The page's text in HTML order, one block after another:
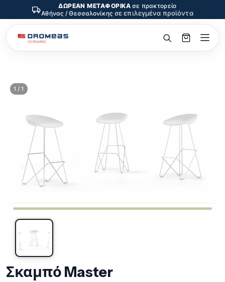
ΔΩΡΕΑΝ ΜΕΤΑΦΟΡΙΚΑ σε πρακτορείο
Αθήνας / Θεσσαλονίκης σε επιλεγμένα προϊόντα
1 / 1
Σκαμπό Master